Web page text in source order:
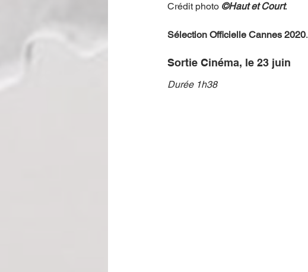
Crédit photo ©Haut et Court.
Sélection Officielle Cannes 2020.
Sortie Cinéma, le 23 juin
Durée 1h38